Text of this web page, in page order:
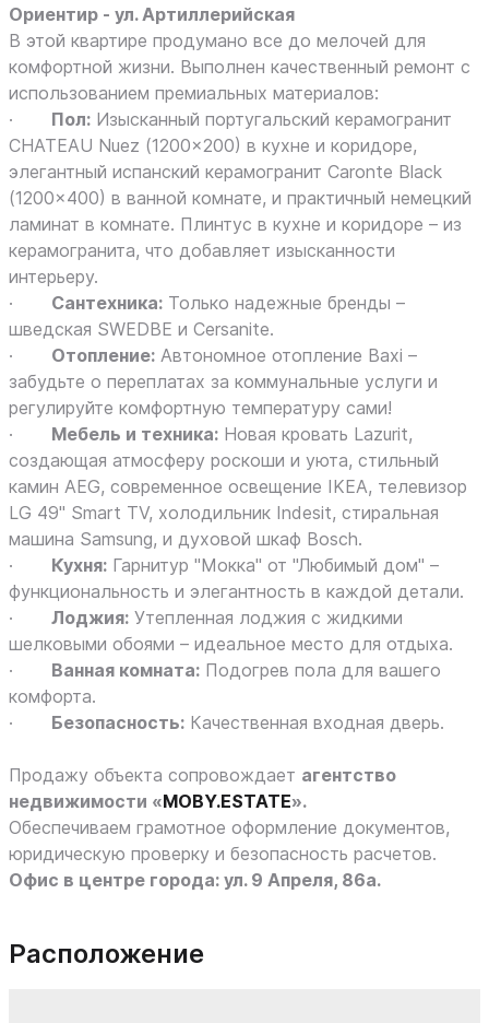
Ориентир - ул. Артиллерийская
В этой квартире продумано все до мелочей для
комфортной жизни. Выполнен качественный ремонт с
использованием премиальных материалов:
· Пол: Изысканный португальский керамогранит
CHATEAU Nuez (1200x200) в кухне и коридоре,
элегантный испанский керамогранит Caronte Black
(1200x400) в ванной комнате, и практичный немецкий
ламинат в комнате. Плинтус в кухне и коридоре – из
керамогранита, что добавляет изысканности
интерьеру.
· Сантехника: Только надежные бренды –
шведская SWEDBE и Cersanite.
· Отопление: Автономное отопление Baxi –
забудьте о переплатах за коммунальные услуги и
регулируйте комфортную температуру сами!
· Мебель и техника: Новая кровать Lazurit,
создающая атмосферу роскоши и уюта, стильный
камин AEG, современное освещение IKEA, телевизор
LG 49" Smart TV, холодильник Indesit, стиральная
машина Samsung, и духовой шкаф Bosch.
· Кухня: Гарнитур "Мокка" от "Любимый дом" –
функциональность и элегантность в каждой детали.
· Лоджия: Утепленная лоджия с жидкими
шелковыми обоями – идеальное место для отдыха.
· Ванная комната: Подогрев пола для вашего
комфорта.
· Безопасность: Качественная входная дверь.
Продажу объекта сопровождает агентство
недвижимости «MOBY.ESTATE».
Обеспечиваем грамотное оформление документов,
юридическую проверку и безопасность расчетов.
Офис в центре города: ул. 9 Апреля, 86а.
Расположение